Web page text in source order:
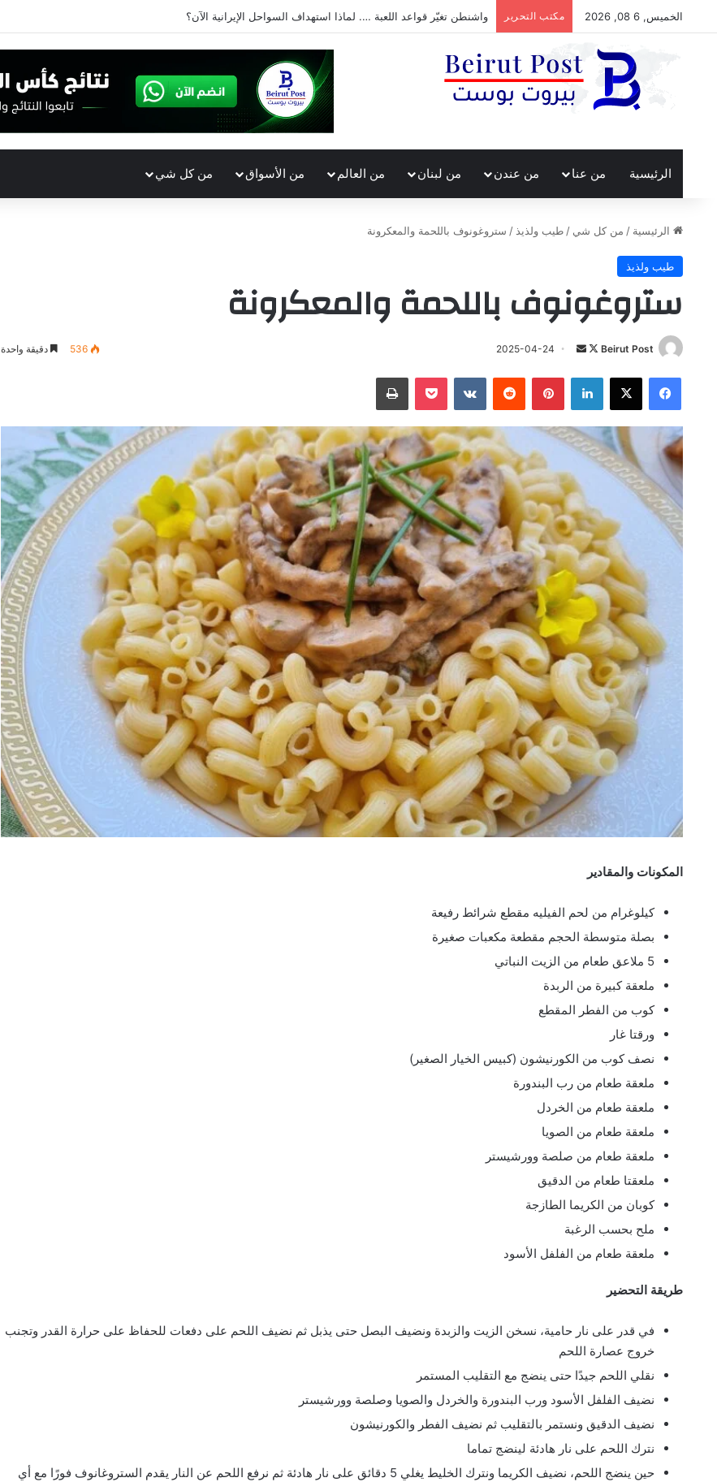
الخميس, 6 08, 2026 مكتب التحرير واشنطن تغيّر قواعد اللعبة …. لماذا استهداف السواحل الإيرانية الآن؟
الرئيسية من عنا من عندن من لبنان من العالم من الأسواق من كل شي
الرئيسية / من كل شي / طيب ولذيذ / ستروغونوف باللحمة والمعكرونة
طيب ولذيذ
ستروغونوف باللحمة والمعكرونة
Beirut Post
تابع
X
أرسل
إلكترونيا
2025-04-24
536 دقيقة واحدة
فيسبوك ‫X لينكدإن بينتيريست
‏Reddit
‏VKontakte
‫Pocket طباعة
المكونات والمقادير
كيلوغرام من لحم الفيليه مقطع شرائط رفيعة
بصلة متوسطة الحجم مقطعة مكعبات صغيرة
5 ملاعق طعام من الزيت النباتي
ملعقة كبيرة من الربدة
كوب من الفطر المقطع
ورقتا غار
نصف كوب من الكورنيشون (كبيس الخيار الصغير)
ملعقة طعام من رب البندورة
ملعقة طعام من الخردل
ملعقة طعام من الصويا
ملعقة طعام من صلصة وورشيستر
ملعقتا طعام من الدقيق
كوبان من الكريما الطازجة
ملح بحسب الرغبة
ملعقة طعام من الفلفل الأسود
طريقة التحضير
في قدر على نار حامية، نسخن الزيت والزبدة ونضيف البصل حتى يذبل ثم نضيف اللحم على دفعات للحفاظ على حرارة القدر وتجنب
خروج عصارة اللحم
نقلي اللحم جيدًا حتى ينضج مع التقليب المستمر
نضيف الفلفل الأسود ورب البندورة والخردل والصويا وصلصة وورشيستر
نضيف الدقيق ونستمر بالتقليب ثم نضيف الفطر والكورنيشون
نترك اللحم على نار هادئة لينضج تماما
حين ينضج اللحم، نضيف الكريما ونترك الخليط يغلي 5 دقائق على نار هادئة ثم نرفع اللحم عن النار يقدم الستروغانوف فورًا مع أي